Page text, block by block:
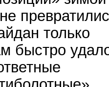
только
быстро